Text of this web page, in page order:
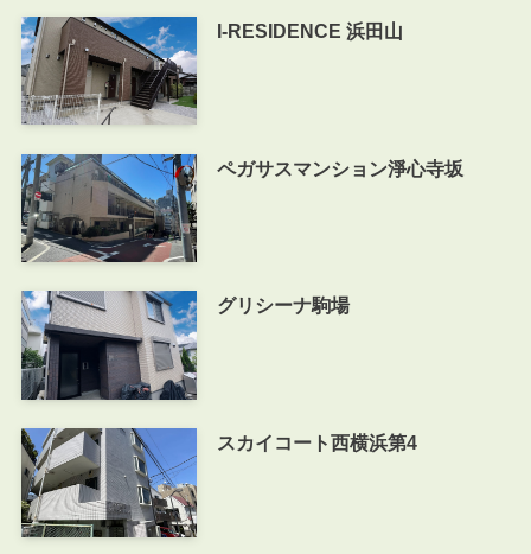
I-RESIDENCE 浜田山
ペガサスマンション淨心寺坂
グリシーナ駒場
スカイコート西横浜第4